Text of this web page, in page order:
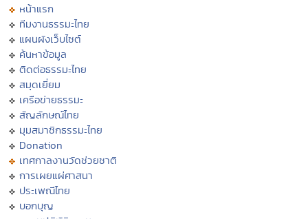
หน้าแรก
ทีมงานธรรมะไทย
แผนผังเว็บไซต์
ค้นหาข้อมูล
ติดต่อธรรมะไทย
สมุดเยี่ยม
เครือข่ายธรรมะ
สัญลักษณ์ไทย
มุมสมาชิกธรรมะไทย
Donation
เทศกาลงานวัดช่วยชาติ
การเผยแผ่ศาสนา
ประเพณีไทย
บอกบุญ